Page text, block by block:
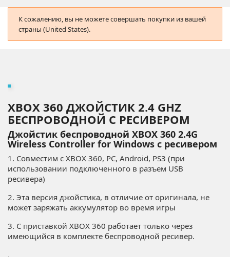
К сожалению, вы не можете совершать покупки из вашей
страны (United States).
XBOX 360 ДЖОЙСТИК 2.4 GHZ
БЕСПРОВОДНОЙ С РЕСИВЕРОМ
Джойстик беспроводной XBOX 360 2.4G
Wireless Controller for Windows с ресивером
1. Совместим с XBOX 360, PC, Android, PS3 (при
использовании подключенного в разъем USB
ресивера)
2. Эта версия джойстика, в отличие от оригинала, не
может заряжать аккумулятор во время игры
3. С приставкой XBOX 360 работает только через
имеющийся в комплекте беспроводной ресивер.
.